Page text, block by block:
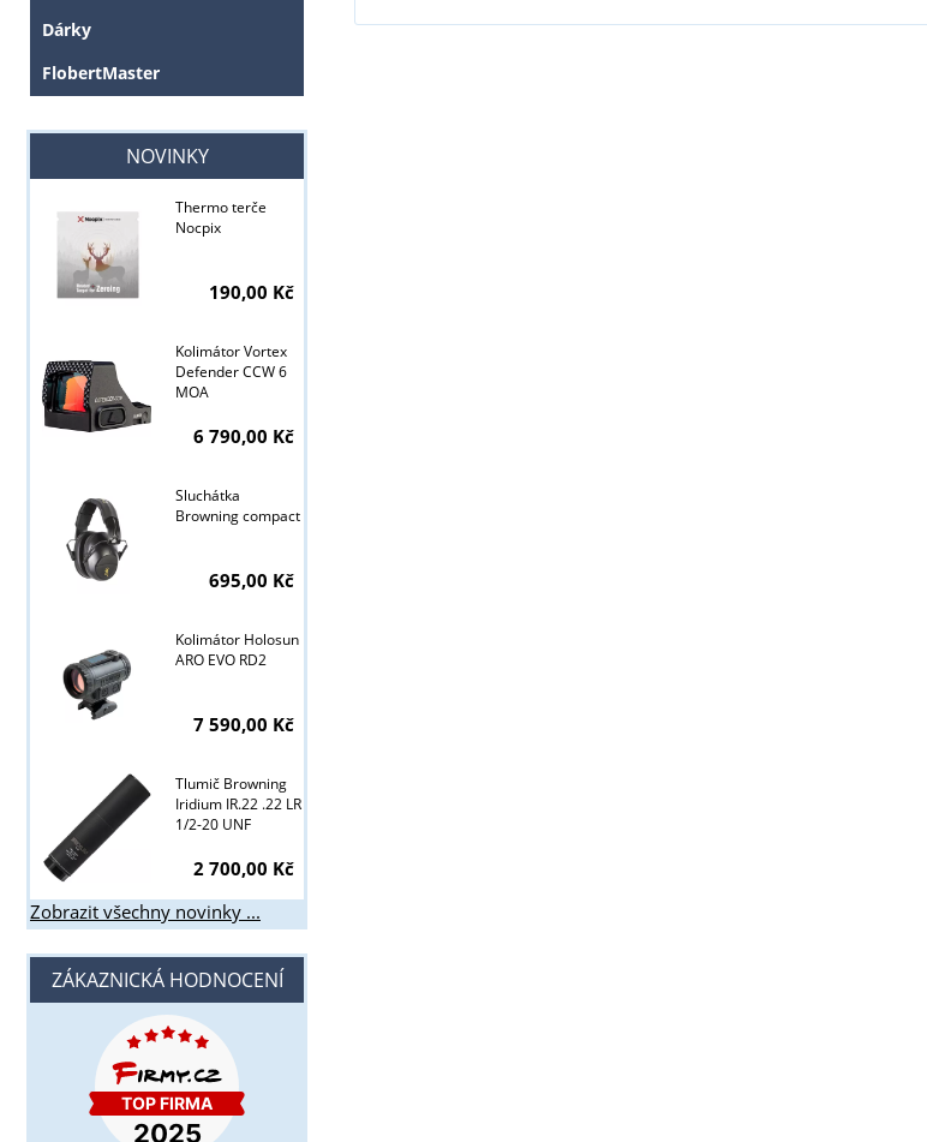
Dárky
FlobertMaster
NOVINKY
Thermo terče
Nocpix
190,00 Kč
Kolimátor Vortex
Defender CCW 6
MOA
6 790,00 Kč
Sluchátka
Browning compact
695,00 Kč
Kolimátor Holosun
ARO EVO RD2
7 590,00 Kč
Tlumič Browning
Iridium IR.22 .22 LR
1/2-20 UNF
2 700,00 Kč
Zobrazit všechny novinky ...
ZÁKAZNICKÁ HODNOCENÍ